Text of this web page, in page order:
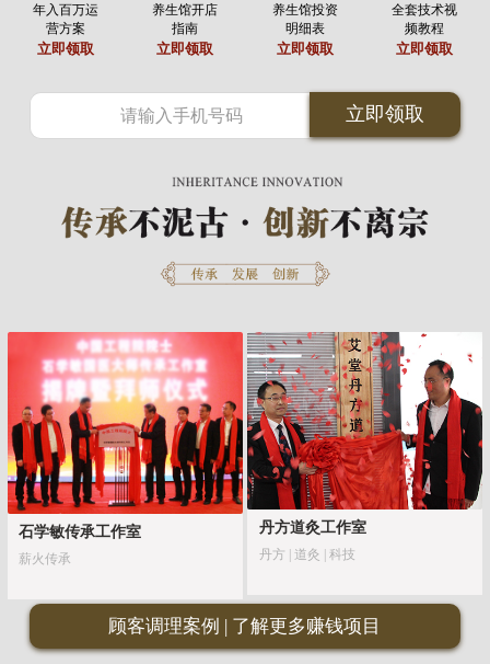
年入百万运
营方案
立即领取
养生馆开店
指南
立即领取
养生馆投资
明细表
立即领取
全套技术视
频教程
立即领取
石学敏传承工作室
薪火传承
丹方道灸工作室
丹方 | 道灸 | 科技
顾客调理案例 了解更多赚钱项目